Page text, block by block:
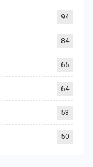
94
84
65
64
53
50